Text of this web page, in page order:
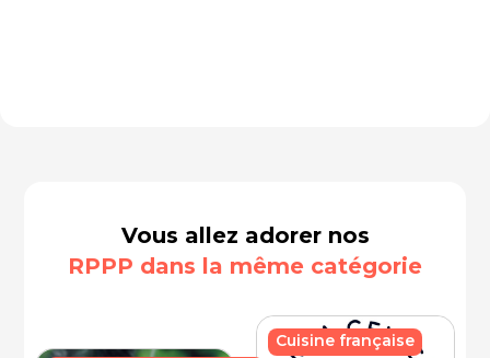
Vous allez adorer nos
RPPP dans la même catégorie
Cuisine française